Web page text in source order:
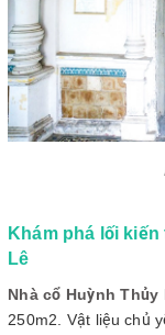
Khám phá lối
Lê
Nhà cổ Huỳnh Thủy
250m2. Vật liệu chủ